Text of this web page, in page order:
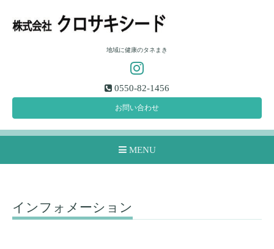
地域に健康のタネまき
0550-82-1456
お問い合わせ
MENU
インフォメーション